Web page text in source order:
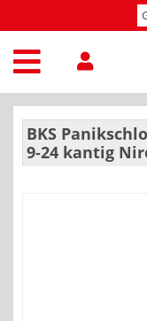
BKS
9-24 kantig